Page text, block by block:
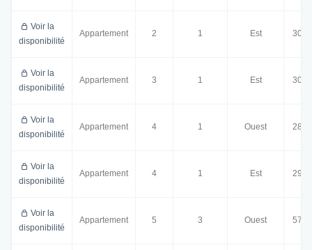
Voir la
disponibilité
Appartement 2 1 Est 30.0
Voir la
disponibilité
Appartement 3 1 Est 30.0
Voir la
disponibilité
Appartement 4 1 Ouest 28.0
Voir la
disponibilité
Appartement 4 1 Est 29.5
Voir la
disponibilité
Appartement 5 3 Ouest 57.5